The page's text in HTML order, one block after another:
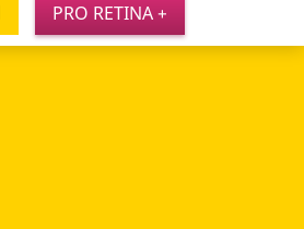
PRO RETINA +